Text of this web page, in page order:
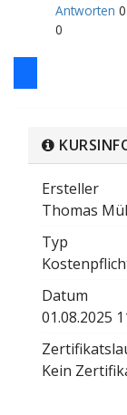
Antworten 0
0
Ersteller
Thomas
Typ
Datum
01.08.2025
Kein